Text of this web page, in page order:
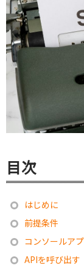
目次
はじめに
前提条件
コンソールア
APIを呼び出す